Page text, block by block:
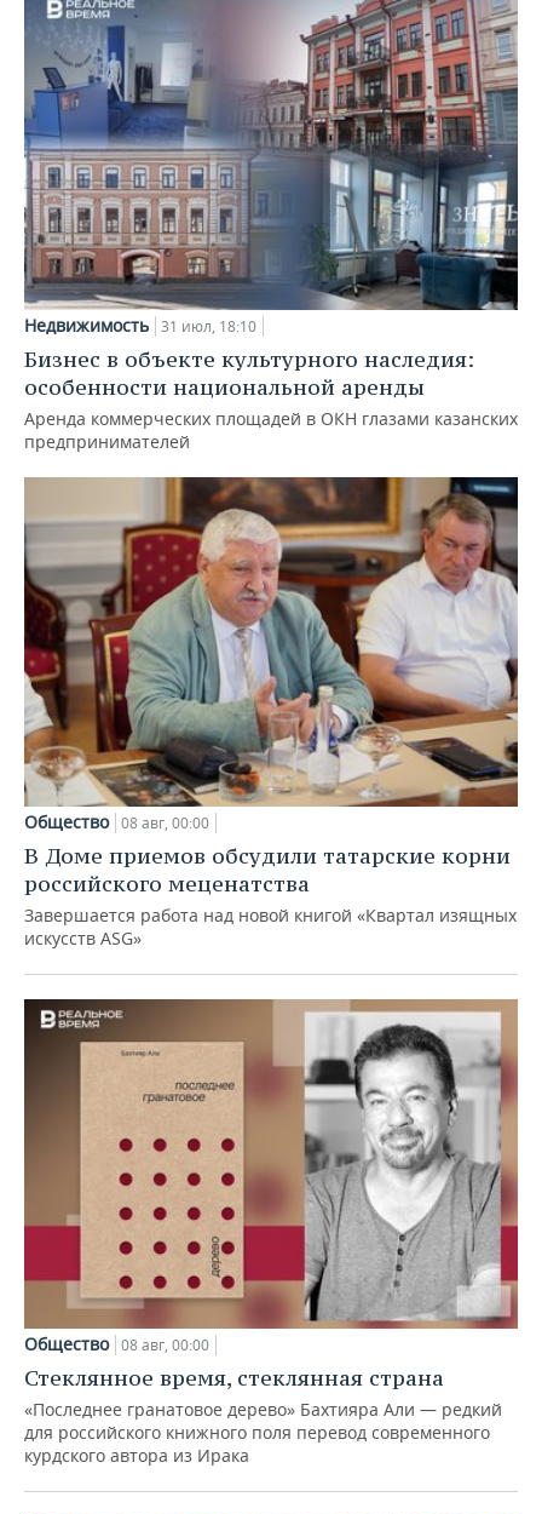
Недвижимость 31 июл, 18:10
Бизнес в объекте культурного наследия:
особенности национальной аренды
Аренда коммерческих площадей в ОКН глазами казанских
предпринимателей
Общество 08 авг, 00:00
В Доме приемов обсудили татарские корни
российского меценатства
Завершается работа над новой книгой «Квартал изящных
искусств ASG»
Общество 08 авг, 00:00
Стеклянное время, стеклянная страна
«Последнее гранатовое дерево» Бахтияра Али — редкий
для российского книжного поля перевод современного
курдского автора из Ирака